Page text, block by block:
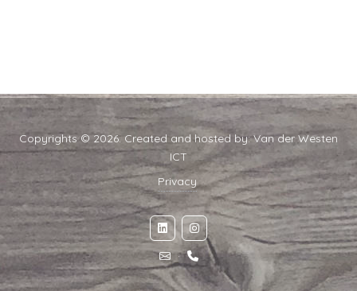
Copyrights © 2026. Created and hosted by:Van der Westen
ICT
Privacy
·